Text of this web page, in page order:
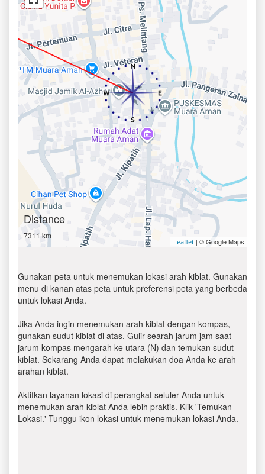
Distance
7311 km
Leaflet | © Google Maps
Gunakan peta untuk menemukan lokasi arah kiblat. Gunakan
menu di kanan atas peta untuk preferensi peta yang berbeda
untuk lokasi Anda.
Jika Anda ingin menemukan arah kiblat dengan kompas,
gunakan sudut kiblat di atas. Gulir searah jarum jam saat
jarum kompas mengarah ke utara (N) dan temukan sudut
kiblat. Sekarang Anda dapat melakukan doa Anda ke arah
arahan kiblat.
Aktifkan layanan lokasi di perangkat seluler Anda untuk
menemukan arah kiblat Anda lebih praktis. Klik 'Temukan
Lokasi.' Tunggu ikon lokasi untuk menemukan lokasi Anda.